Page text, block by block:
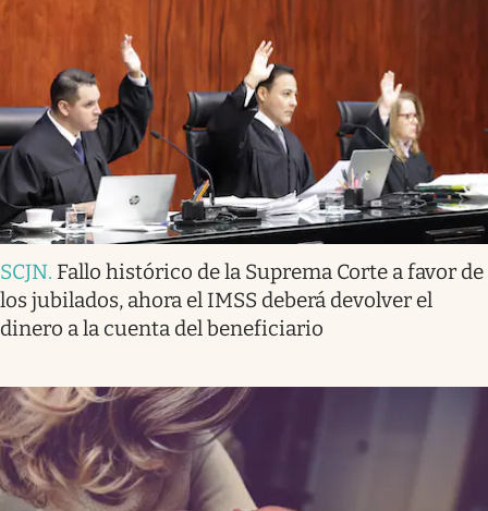
SCJN. Fallo histórico de la Suprema Corte a favor de
los jubilados, ahora el IMSS deberá devolver el
dinero a la cuenta del beneficiario